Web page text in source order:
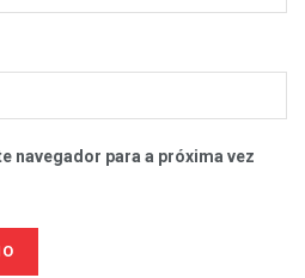
navegador para a próxima vez